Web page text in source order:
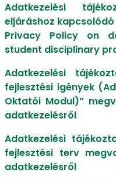
Adatkezelési
eljáráshoz
Privacy Policy on
student disciplinary
Adatkezelési
fejlesztési igények
Oktatói Modul)”
adatkezelésről
Adatkezelési
fejlesztési terv
adatkezelésről